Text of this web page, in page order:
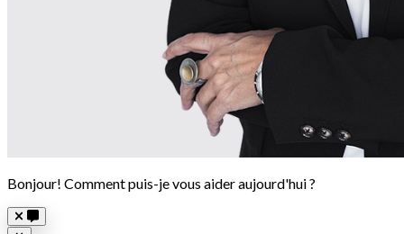
Bonjour! Comment puis-je vous aider aujourd'hui ?